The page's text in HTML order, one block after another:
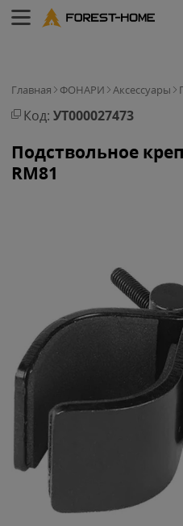
Главная ФОНАРИ Аксессуары
Код: УТ000027473
Подствольное
RM81